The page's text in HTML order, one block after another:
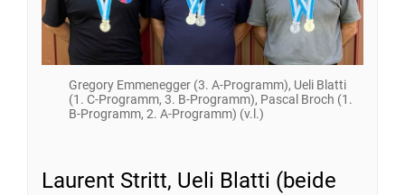
Gregory Emmenegger (3. A-Programm), Ueli Blatti
(1. C-Programm, 3. B-Programm), Pascal Broch (1.
B-Programm, 2. A-Programm) (v.l.)
Laurent Stritt, Ueli Blatti (beide